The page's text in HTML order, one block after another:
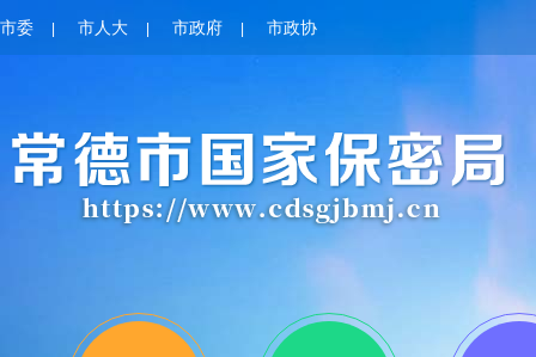
市委 市人大 市政府 市政协